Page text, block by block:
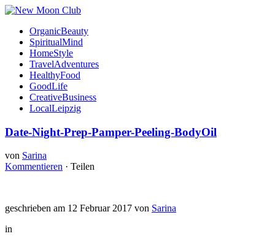
OrganicBeauty
SpiritualMind
HomeStyle
TravelAdventures
HealthyFood
GoodLife
CreativeBusiness
LocalLeipzig
Date-Night-Prep-Pamper-Peeling-BodyOil
von Sarina
Kommentieren · Teilen
geschrieben am 12 Februar 2017 von Sarina
in